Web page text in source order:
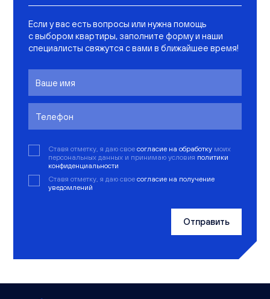
Если у вас есть вопросы или нужна помощь
с выбором квартиры, заполните форму и наши
специалисты свяжутся с вами в ближайшее время!
Ставя отметку, я даю свое согласие на обработку моих
персональных данных и принимаю условия политики
конфиденциальности
Ставя отметку, я даю свое согласие на получение
уведомлений
Отправить